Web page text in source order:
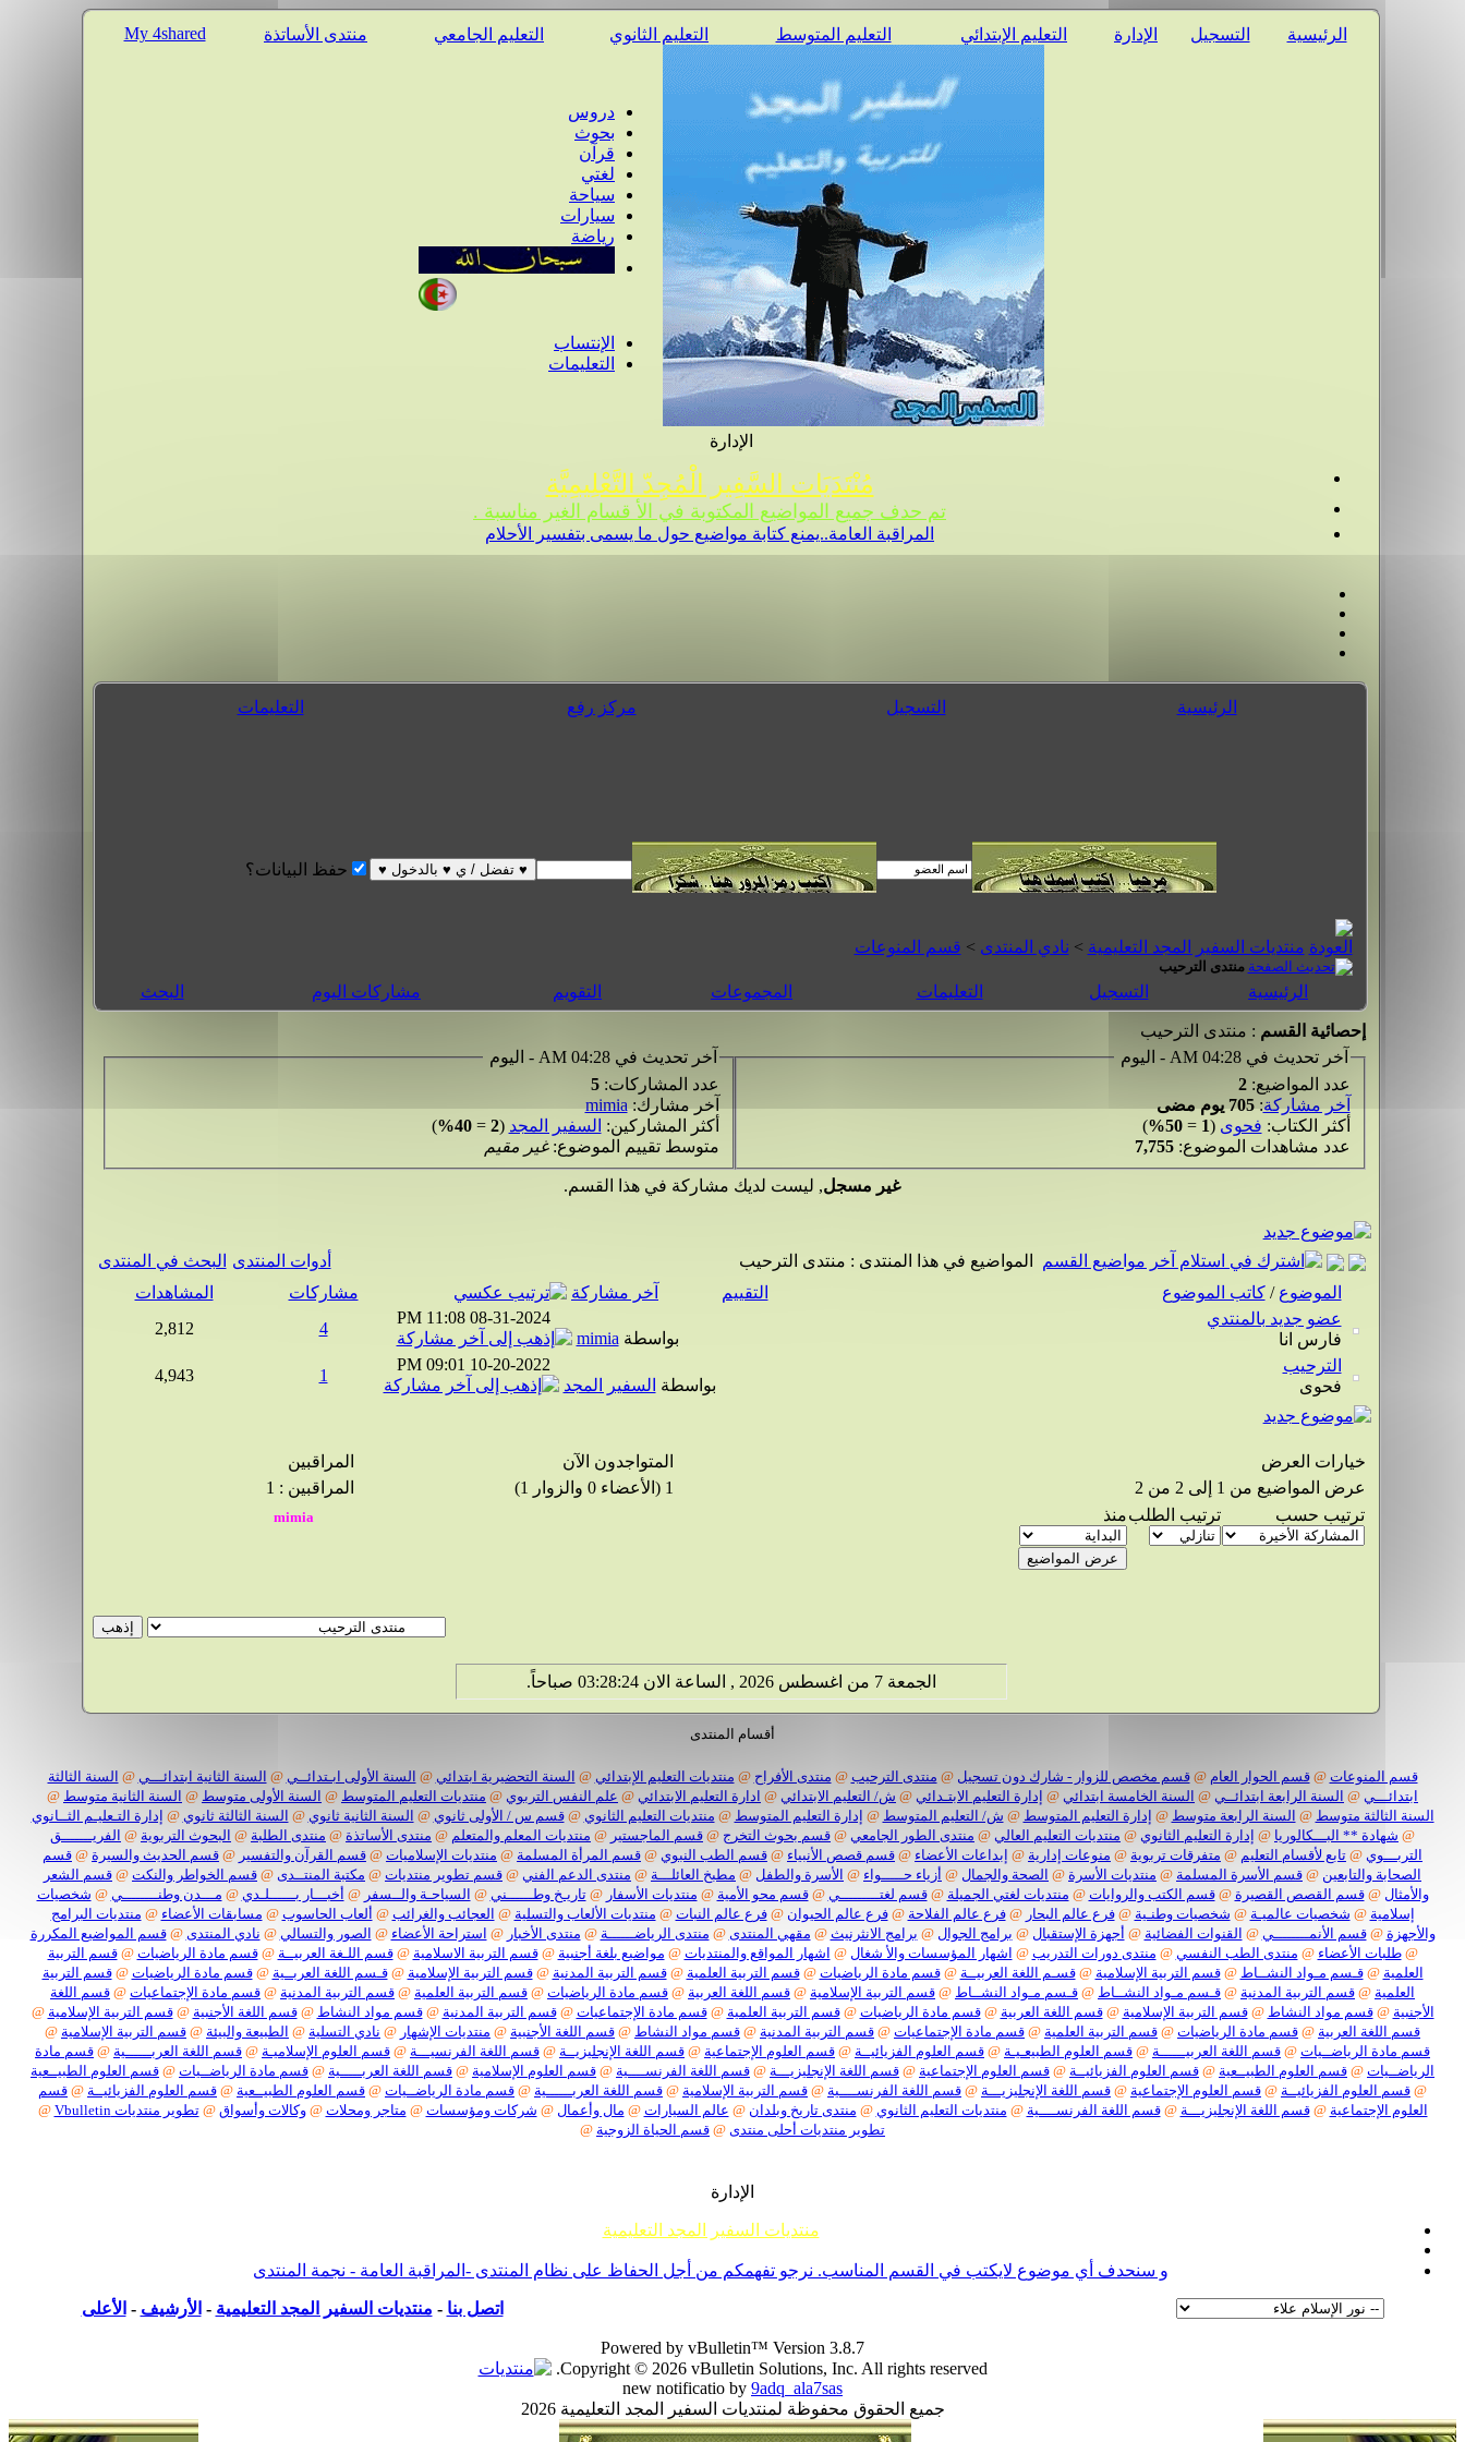
الرئيسية التسجيل الإدارة التعليم الإبتدائي التعليم المتوسط التعليم الثانوي التعليم الجامعي منتدى الأساتذة My 4shared
دروس
بحوث
قرآن
لغتي
سياحة
سيارات
رياضة
الإنتساب
التعليمات
الإدارة
مُنْتَدَيَات السَّفِير الْمُجِدّ التَّعْلِيمِيَّة
تم حدف جميع المواضيع المكتوبة في الأ قسام الغير مناسبة .
المراقبة العامة..يمنع كتابة مواضيع حول ما يسمى بتفسير الأحلام
الرئيسية التسجيل مركز رفع التعليمات
حفظ البيانات؟
منتديات السفير المجد التعليمية > نادي المنتدى > قسم المنوعات
منتدى الترحيب
الرئيسية التسجيل التعليمات المجموعات التقويم مشاركات اليوم البحث
إحصائية القسم : منتدى الترحيب
آخر تحديث في 04:28 AM - اليوم
عدد المواضيع:2
آخر مشاركة:705 يوم مضى
أكثر الكتاب: فحوى (
1
=
50%
)
عدد مشاهدات الموضوع:7,755
آخر تحديث في 04:28 AM - اليوم
عدد المشاركات:5
آخر مشارك:mimia
أكثر المشاركين: السفير المجد (
2
=
40%
)
متوسط تقييم الموضوع:غير مقيم
غير مسجل, ليست لديك مشاركة في هذا القسم.
المواضيع في هذا المنتدى : منتدى الترحيب أدوات المنتدى
البحث في المنتدى
التقييم
الموضوع / كاتب الموضوع آخر مشاركة مشاركات
المشاهدات
عضو جديد بالمنتدي
فارس انا
08-31-2024
11:08 PM
بواسطة mimia
4
2,812
الترحيب
فحوى
10-20-2022
09:01 PM
بواسطة السفير المجد
1
4,943
خيارات العرض المتواجدون الآن
المراقبين
عرض المواضيع من 1 إلى 2 من 2
1 (الأعضاء 0 والزوار 1)
المراقبين : 1
ترتيب حسب
ترتيب الطلبمنذ
الجمعة 7 من اغسطس 2026 , الساعة الان 03:28:25 صباحاً.
أقسام المنتدى
قسم المنوعات @قسم الحوار العام @قسم مخصص للزوار - شارك دون تسجيل @ منتدى الترحيب @ منتدى الأفراح @ منتديات التعليم الإبتدائي @ السنة التحضيرية ابتدائي @ السنة الأولى ابـتدائــي @ السنة الثانية ابتدائـــي @ السنة الثالثة
ابتدائـــي @ السنة الرابعة ابتدائــي @ السنة الخامسة ابتدائي @ إدارة التعليم الابتـدائي @ ش/ التعليم الابتدائي @ ادارة التعليم الابتدائي @ علم النفس التربوي @ منتديات التعليم المتوسط @ السنة الأولى متوسط @ السنة الثانية متوسط @
السنة الثالثة متوسط @ السنة الرابعة متوسط @ إدارة التعليم المتوسط @ ش/ التعليم المتوسط @ إدارة التعليم المتوسط @ منتديات التعليم الثانوي @قسم س / الأولى ثانوي @ السنة الثانية ثانوي @ السنة الثالثة ثانوي @ إدارة التـعليـم الثــانوي
@ شهادة ** البـــكالوريا @ إدارة التعليم الثانوي @ منتديات التعليم العالي @ منتدى الطور الجامعي @ قسم بحوث التخرج @ قسم الماجستير @ منتديات المعلم والمتعلم @ منتدى الأساتذة @ منتدى الطلبة @ البحوث التربوية @ الفريـــــــق
التربـــوي @ تابع لأقسام التعليم @ متفرقات تربوية @ منوعات إدارية @ إبداعات الأعضاء @ قسم قصص الأنبياء @ قسم الطب النبوي @ قسم المرأة المسلمة @ منتديات الإسلاميات @ قسم القرآن والتفسير @ قسم الحديث والسيرة @ قسم
الصحابة والتابعين @ قسم الأسرة المسلمة @ منتديات الأسرة @ الصحة والجمال @ أزياء حـــــواء @ الأسرة والطفل @ مطبخ العائلـــة @ منتدى الدعم الفني @ قسم تطوير منتديات @ مكتبة المنتــدى @ قسم الخواطر والنكت @ قسم الشعر
والأمثال @قسم القصص القصيرة @قسم الكتب والروايات @ منتديات لغتي الجميلة @قسم لغتـــــــــي @قسم محو الأمية @ منتديات الأسفار @تاريـخ وطــــــني @ السياحـة والــسفر @ أخبـــار بــــــلـدي @ مـــدن وطنــــــــي @ شخصيات
إسلامية @ شخصيات عالميـة @ شخصيات وطنـية @فرع عالم البحار @فرع عالم الفلاحة @فرع عالم الحيوان @فرع عالم النبات @ منتديات الألعاب والتسلية @ العجائب والغرائب @ ألعاب الحاسوب @ مسابقات الأعضاء @ منتديات البرامج
والأجهزة @قسم الأنمــــــــي @ القنوات الفضائية @ أجهزة الإستقبال @ برامج الجوال @ برامج الانثرنيث @ مقهي المنتدى @ منتدى الرياضــــــة @ منتدى الأخبار @ استراحة الأعضاء @ الصور والتسالي @ نادي المنتدى @قسم المواضيع المكررة
@طلبات الأعضاء @ منتدى الطب النفسي @ منتدى دورات التدريب @ اشهار المؤسسات والأ شغال @ اشهار المواقع والمنتديات @ مواضيع بلغة أجنبية @قسم التربية الاسلامية @قسم اللـغة العربيــة @قسم مادة الرياضيات @قسم التربية
العلمية @قـسم مـواد النشــاط @قسم التربية الإسلامية @قسـم اللغة العربيــة @قسم مادة الرياضيات @قسم التربية العلمية @قسم التربية المدنية @قسم التربية الإسلامية @قـسم اللغة العربــية @قسم مادة الرياضيات @قسم التربية
العلمية @ قسم التربية المدنية @ قـسم مـواد النشــاط @ قـسم مـواد النشــاط @ قسم التربية الإسلامية @ قسم اللغة العربية @ قسم مادة الرياضيات @ قسم التربية العلمية @ قسم التربية المدنية @ قسم مادة الإجتماعيات @ قسم اللغة
الأجنبية @قسم مواد النشاط @قسم التربية الإسلامية @قسم اللغة العربية @قسم مادة الرياضيات @قسم التربية العلمية @قسم مادة الإجتماعيات @قسم التربية المدنية @قسم مواد النشاط @قسم اللغة الأجنبية @قسم التربية الإسلامية @
قسم اللغة العربية @ قسم مادة الرياضيات @ قسم التربية العلمية @ قسم مادة الإجتماعيات @ قسم التربية المدنية @ قسم مواد النشاط @ قسم اللغة الأجنبية @ منتديات الإشهار @ نادي التسلية @ الطبيعة والبيئة @ قسم التربية الإسلامية @
قسم مادة الرياضــيات @ قسم اللغة العربيــــــة @ قسم العلوم الطبيعـيـة @ قسم العلوم الفزيائيــة @ قسم العلوم الإجتماعية @ قسم اللغة الإنجليزيــة @ قسم اللغة الفرنسيـــة @ قسم العلوم الإسلاميـة @ قسم اللغة العربــــــية @ قسم مادة
الرياضــيات @ قسم العلوم الطبيــعية @ قسم العلوم الفزيائيــة @ قسم العلوم الإجتماعية @ قسم اللغة الإنجليزيـــة @ قسم اللغة الفرنســــية @ قسم العلوم الإسلامية @ قسم اللغة العربـــــية @ قسم مادة الرياضــيات @ قسم العلوم الطبيــعية
@ قسم العلوم الفزيائيــة @ قسم العلوم الإجتماعية @ قسم اللغة الإنجليزيـــة @ قسم اللغة الفرنســــية @ قسم التربية الإسلامية @ قسم اللغة العربــــــية @ قسم مادة الرياضــيات @ قسم العلوم الطبيــعية @ قسم العلوم الفزيائيــة @ قسم
العلوم الإجتماعية @قسم اللغة الإنجليزيـــة @قسم اللغة الفرنســــية @ منتديات التعليم الثانوي @ منتدى تاريخ وبلدان @ عالم السيارات @ مال وأعمال @ شركات ومؤسسات @ متاجر ومحلات @وكالات وأسواق @تطوير منتديات Vbulletin
@
تطوير منتديات أحلى منتدى @ قسم الحياة الزوجية @
الإدارة
منتديات السفير المجد التعليمية
و سنحدف أي موضوع لايكتب في القسم المناسب. نرجو تفهمكم من أجل الحفاظ على نظام المنتدى -المراقبة العامة - نجمة المنتدى
اتصل بنا - منتديات السفير المجد التعليمية - الأرشيف - الأعلى
Powered by vBulletin™ Version 3.8.7
Copyright © 2026 vBulletin Solutions, Inc. All rights reserved.
new notificatio by 9adq_ala7sas
جميع الحقوق محفوظة لمنتديات السفير المجد التعليمية 2026